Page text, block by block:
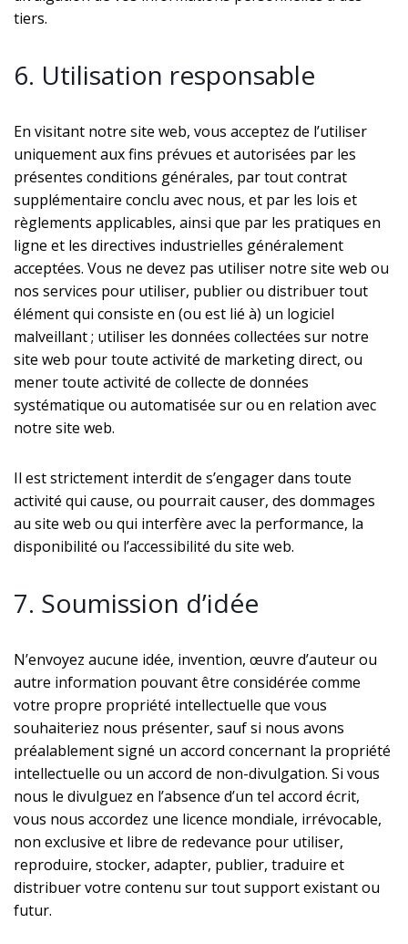
tiers.
6. Utilisation responsable
En visitant notre site web, vous acceptez de l’utiliser
uniquement aux fins prévues et autorisées par les
présentes conditions générales, par tout contrat
supplémentaire conclu avec nous, et par les lois et
règlements applicables, ainsi que par les pratiques en
ligne et les directives industrielles généralement
acceptées. Vous ne devez pas utiliser notre site web ou
nos services pour utiliser, publier ou distribuer tout
élément qui consiste en (ou est lié à) un logiciel
malveillant ; utiliser les données collectées sur notre
site web pour toute activité de marketing direct, ou
mener toute activité de collecte de données
systématique ou automatisée sur ou en relation avec
notre site web.
Il est strictement interdit de s’engager dans toute
activité qui cause, ou pourrait causer, des dommages
au site web ou qui interfère avec la performance, la
disponibilité ou l’accessibilité du site web.
7. Soumission d’idée
N’envoyez aucune idée, invention, œuvre d’auteur ou
autre information pouvant être considérée comme
votre propre propriété intellectuelle que vous
souhaiteriez nous présenter, sauf si nous avons
préalablement signé un accord concernant la propriété
intellectuelle ou un accord de non-divulgation. Si vous
nous le divulguez en l’absence d’un tel accord écrit,
vous nous accordez une licence mondiale, irrévocable,
non exclusive et libre de redevance pour utiliser,
reproduire, stocker, adapter, publier, traduire et
distribuer votre contenu sur tout support existant ou
futur.